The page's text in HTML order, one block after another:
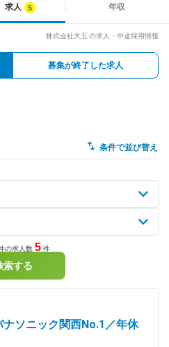
除く)
求人 年収
株式会社大五 の求人・中途採用情報
募集が終了した求人
条件で並び替え
の求人数 5件
索する
ソニック関西No.1／年休